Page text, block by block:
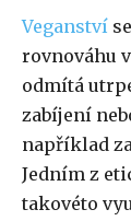
Veganství
rovnováhu
odmítá
zabíjení
například
Jedním z
takovéto